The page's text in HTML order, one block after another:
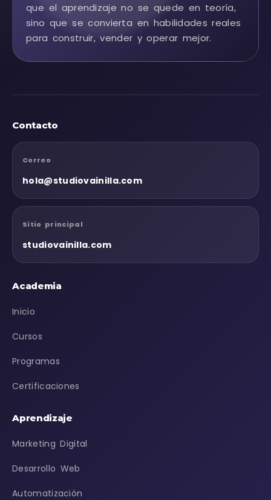
que el aprendizaje no se quede en teoría,
sino que se convierta en habilidades reales
para construir, vender y operar mejor.
Contacto
Correo
hola@studiovainilla.com
Sitio principal
studiovainilla.com
Academia
Inicio
Cursos
Programas
Certificaciones
Aprendizaje
Marketing Digital
Desarrollo Web
Automatización